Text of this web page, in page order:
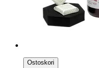
Ostoskori